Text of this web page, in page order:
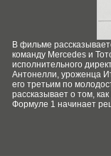
В фильме
команду Mercedes и
исполнительного
Антонелли, уроженца
его третьим по
рассказывает о том,
Формуле 1 начинает